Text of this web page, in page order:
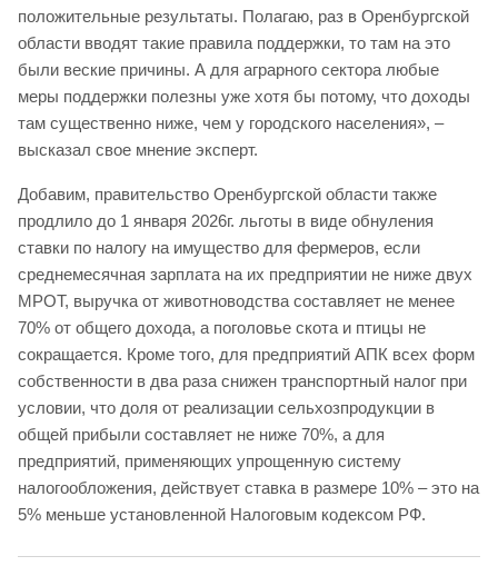
положительные результаты. Полагаю, раз в Оренбургской
области вводят такие правила поддержки, то там на это
были веские причины. А для аграрного сектора любые
меры поддержки полезны уже хотя бы потому, что доходы
там существенно ниже, чем у городского населения», –
высказал свое мнение эксперт.
Добавим, правительство Оренбургской области также
продлило до 1 января 2026г. льготы в виде обнуления
ставки по налогу на имущество для фермеров, если
среднемесячная зарплата на их предприятии не ниже двух
МРОТ, выручка от животноводства составляет не менее
70% от общего дохода, а поголовье скота и птицы не
сокращается. Кроме того, для предприятий АПК всех форм
собственности в два раза снижен транспортный налог при
условии, что доля от реализации сельхозпродукции в
общей прибыли составляет не ниже 70%, а для
предприятий, применяющих упрощенную систему
налогообложения, действует ставка в размере 10% – это на
5% меньше установленной Налоговым кодексом РФ.